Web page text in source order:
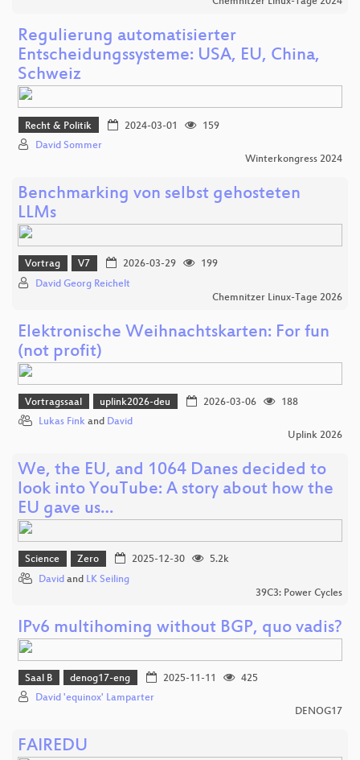
Regulierung automatisierter
Entscheidungssysteme: USA, EU, China,
Schweiz
Recht & Politik 2024-03-01
159
David Sommer
Winterkongress 2024
Benchmarking von selbst gehosteten
LLMs
Vortrag V7 2026-03-29
199
David Georg Reichelt
Chemnitzer Linux-Tage 2026
Elektronische Weihnachtskarten: For fun
(not profit)
Vortragssaal uplink2026-deu 2026-03-06
188
Lukas Fink and David
Uplink 2026
We, the EU, and 1064 Danes decided to
look into YouTube: A story about how the
EU gave us…
Science Zero 2025-12-30
5.2k
David and LK Seiling
39C3: Power Cycles
IPv6 multihoming without BGP, quo vadis?
Saal B denog17-eng 2025-11-11
425
David 'equinox' Lamparter
DENOG17
FAIREDU